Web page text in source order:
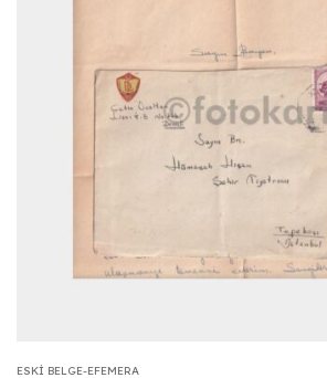
ESKI BELGE-EFEMERA